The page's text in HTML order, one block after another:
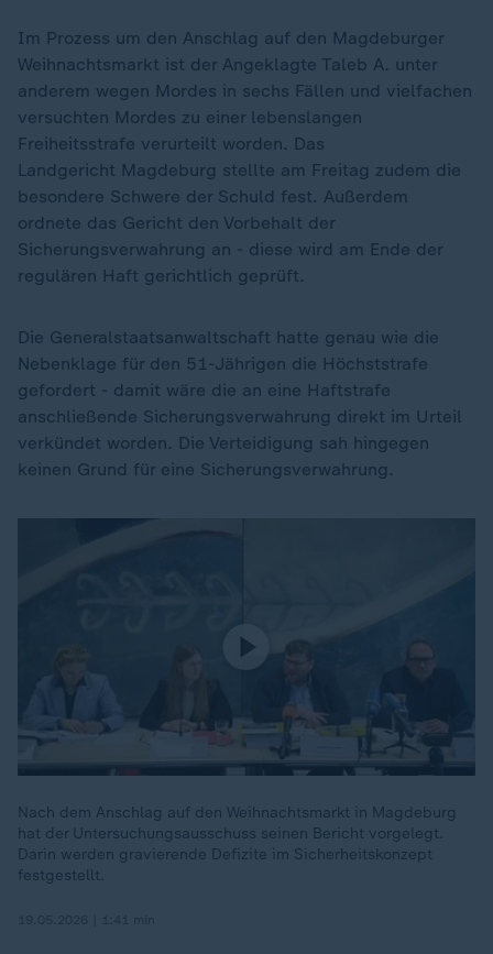
Im Prozess um den Anschlag auf den Magdeburger
Weihnachtsmarkt ist der Angeklagte Taleb A. unter
anderem wegen Mordes in sechs Fällen und vielfachen
versuchten Mordes zu einer lebenslangen
Freiheitsstrafe verurteilt worden. Das
Landgericht Magdeburg stellte am Freitag zudem die
besondere Schwere der Schuld fest. Außerdem
ordnete das Gericht den Vorbehalt der
Sicherungsverwahrung an - diese wird am Ende der
regulären Haft gerichtlich geprüft.
Die Generalstaatsanwaltschaft hatte genau wie die
Nebenklage für den 51-Jährigen die Höchststrafe
gefordert - damit wäre die an eine Haftstrafe
anschließende Sicherungsverwahrung direkt im Urteil
verkündet worden. Die Verteidigung sah hingegen
keinen Grund für eine Sicherungsverwahrung.
Nach dem Anschlag auf den Weihnachtsmarkt in Magdeburg
hat der Untersuchungsausschuss seinen Bericht vorgelegt.
Darin werden gravierende Defizite im Sicherheitskonzept
festgestellt.